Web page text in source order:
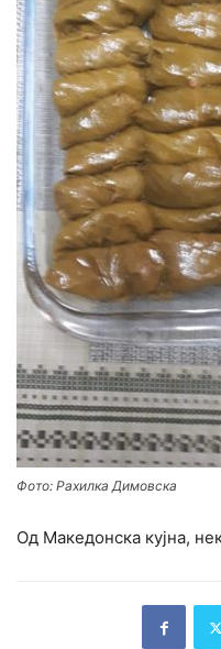
Фото: Рахилка Димовска
Од Македонска кујна,